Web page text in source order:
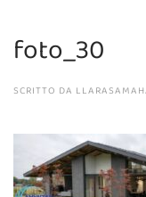
foto_30
SCRITTO DA